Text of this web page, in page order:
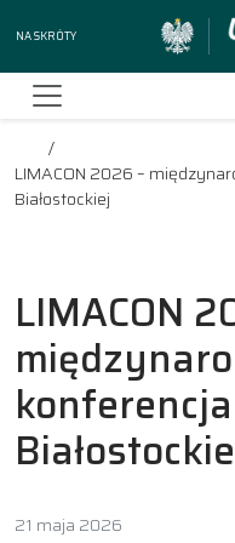
Na skróty
LIMACON 2026 –
Białostockiej
LIMACON
21 maja 2026